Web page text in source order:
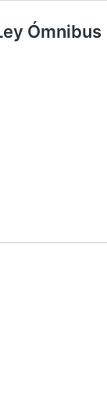
Ómnibus